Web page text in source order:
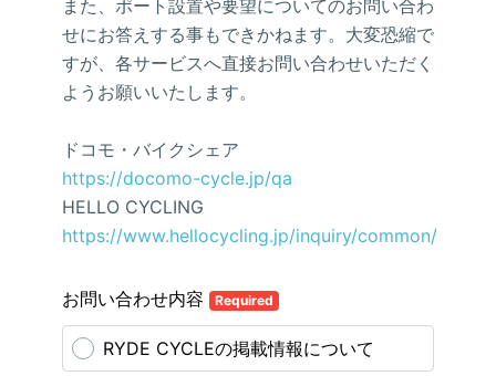
また、ポート設置や要望についてのお問い合わ
せにお答えする事もできかねます。大変恐縮で
すが、各サービスへ直接お問い合わせいただく
ようお願いいたします。
ドコモ・バイクシェア
https://docomo-cycle.jp/qa
HELLO CYCLING
https://www.hellocycling.jp/inquiry/common/
お問い合わせ内容 Required
RYDE CYCLEの掲載情報について